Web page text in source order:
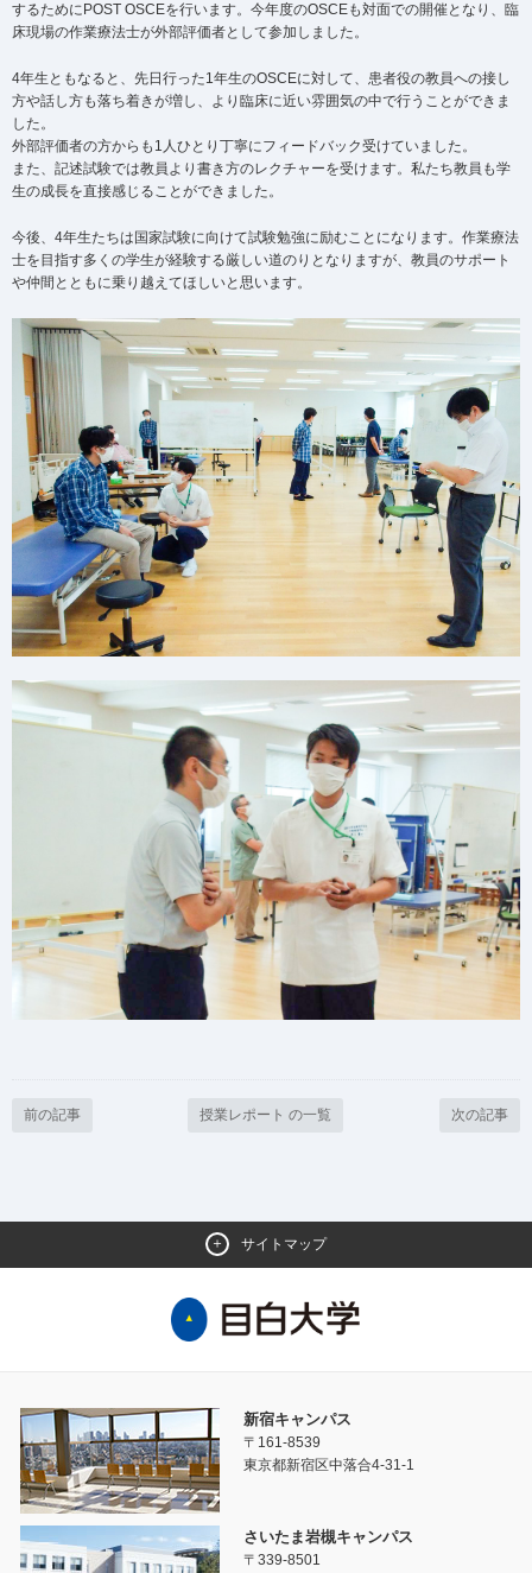
するためにPOST OSCEを行います。今年度のOSCEも対面での開催となり、臨
床現場の作業療法士が外部評価者として参加しました。
4年生ともなると、先日行った1年生のOSCEに対して、患者役の教員への接し
方や話し方も落ち着きが増し、より臨床に近い雰囲気の中で行うことができま
した。
外部評価者の方からも1人ひとり丁寧にフィードバック受けていました。
また、記述試験では教員より書き方のレクチャーを受けます。私たち教員も学
生の成長を直接感じることができました。
今後、4年生たちは国家試験に向けて試験勉強に励むことになります。作業療法
士を目指す多くの学生が経験する厳しい道のりとなりますが、教員のサポート
や仲間とともに乗り越えてほしいと思います。
前の記事 授業レポート の一覧 次の記事
サイトマップ
新宿キャンパス
〒161-8539
東京都新宿区中落合4-31-1
さいたま岩槻キャンパス
〒339-8501